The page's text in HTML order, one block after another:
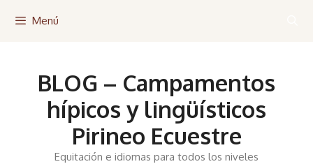
Menú
BLOG – Campamentos
hípicos y lingüísticos
Pirineo Ecuestre
Equitación e idiomas para todos los niveles